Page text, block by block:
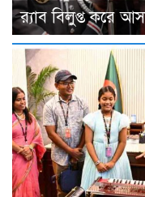
র‌্যাব বিলুপ্ত করে